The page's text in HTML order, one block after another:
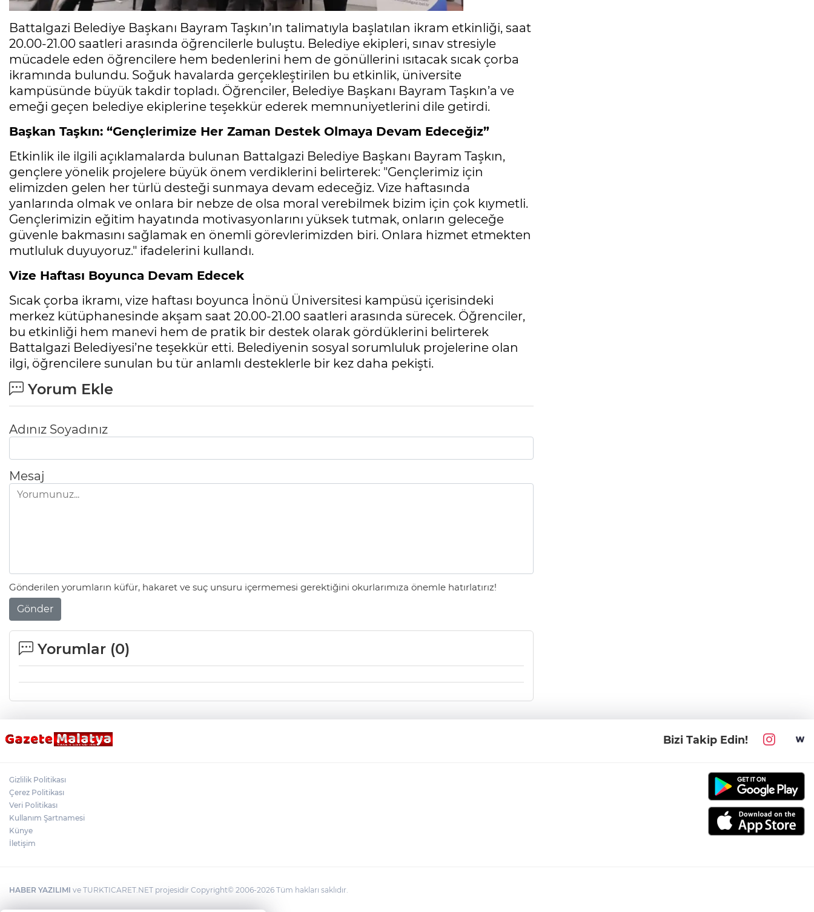
Battalgazi Belediye Başkanı Bayram Taşkın’ın talimatıyla başlatılan ikram etkinliği, saat
20.00-21.00 saatleri arasında öğrencilerle buluştu. Belediye ekipleri, sınav stresiyle
mücadele eden öğrencilere hem bedenlerini hem de gönüllerini ısıtacak sıcak çorba
ikramında bulundu. Soğuk havalarda gerçekleştirilen bu etkinlik, üniversite
kampüsünde büyük takdir topladı. Öğrenciler, Belediye Başkanı Bayram Taşkın’a ve
emeği geçen belediye ekiplerine teşekkür ederek memnuniyetlerini dile getirdi.
Başkan Taşkın: “Gençlerimize Her Zaman Destek Olmaya Devam Edeceğiz”
Etkinlik ile ilgili açıklamalarda bulunan Battalgazi Belediye Başkanı Bayram Taşkın,
gençlere yönelik projelere büyük önem verdiklerini belirterek: "Gençlerimiz için
elimizden gelen her türlü desteği sunmaya devam edeceğiz. Vize haftasında
yanlarında olmak ve onlara bir nebze de olsa moral verebilmek bizim için çok kıymetli.
Gençlerimizin eğitim hayatında motivasyonlarını yüksek tutmak, onların geleceğe
güvenle bakmasını sağlamak en önemli görevlerimizden biri. Onlara hizmet etmekten
mutluluk duyuyoruz." ifadelerini kullandı.
Vize Haftası Boyunca Devam Edecek
Sıcak çorba ikramı, vize haftası boyunca İnönü Üniversitesi kampüsü içerisindeki
merkez kütüphanesinde akşam saat 20.00-21.00 saatleri arasında sürecek. Öğrenciler,
bu etkinliği hem manevi hem de pratik bir destek olarak gördüklerini belirterek
Battalgazi Belediyesi’ne teşekkür etti. Belediyenin sosyal sorumluluk projelerine olan
ilgi, öğrencilere sunulan bu tür anlamlı desteklerle bir kez daha pekişti.
Yorum Ekle
Adınız Soyadınız
Mesaj
Gönderilen yorumların küfür, hakaret ve suç unsuru içermemesi gerektiğini okurlarımıza önemle hatırlatırız!
Gönder
Yorumlar (0)
Bizi Takip Edin!
Gizlilik Politikası
Çerez Politikası
Veri Politikası
Kullanım Şartnamesi
Künye
İletişim
HABER YAZILIMI ve TURKTICARET.NET projesidir Copyright© 2006-2026 Tüm hakları saklıdır.